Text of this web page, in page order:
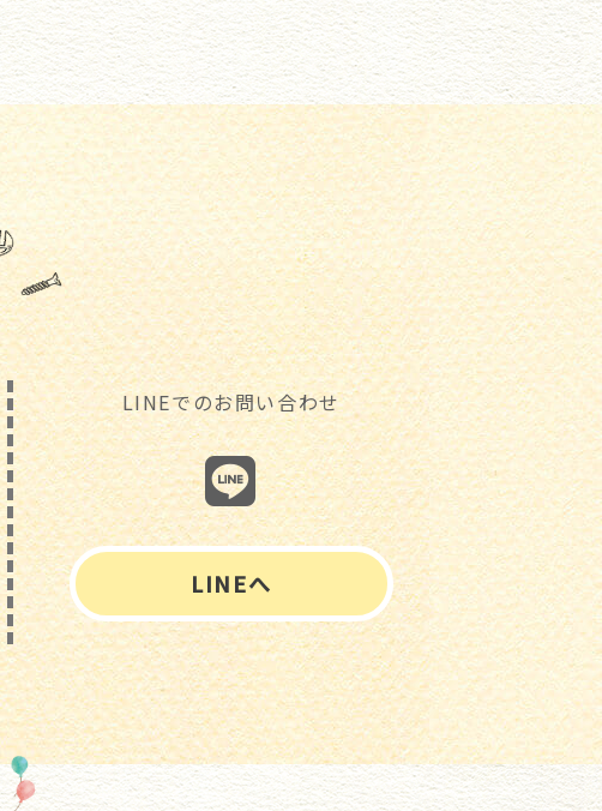
LINEでのお問い合わせ
LINEへ